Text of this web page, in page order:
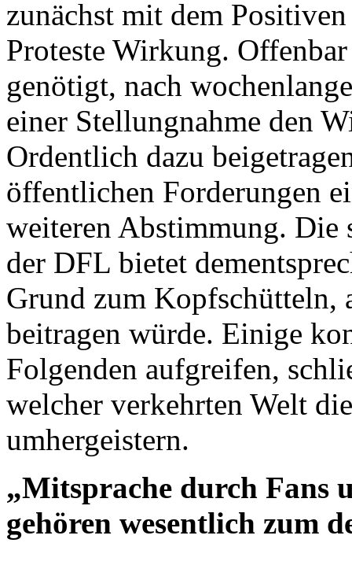
zunächst mit dem
Proteste Wirkung.
genötigt, nach
einer Stellungnahme den
Ordentlich dazu
öffentlichen Forderungen
weiteren Abstimmung. Die
der DFL bietet
Grund zum Kopfschütteln,
beitragen würde. Einige
Folgenden aufgreifen,
welcher verkehrten Welt
umhergeistern.
„Mitsprache durch Fans
gehören wesentlich zum